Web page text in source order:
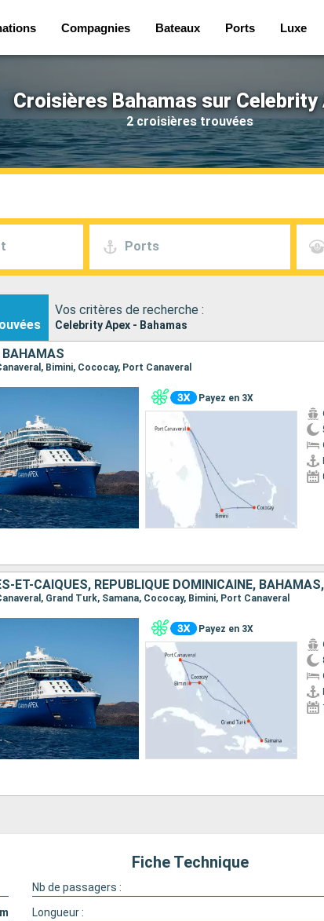
Compagnies Bateaux Ports Luxe
Croisières Bahamas sur Celebrity
2 croisières trouvées
Ports
Vos critères de recherche :
Celebrity Apex - Bahamas
Bimini, Cococay, Port Canaveral
Payez en 3X
ET-CAÏQUES, RÉPUBLIQUE DOMINICAINE,
Grand Turk, Samana, Cococay, Bimini, Port Canaveral
Payez en 3X
Fiche Technique
Nb de passagers :
m Longueur :